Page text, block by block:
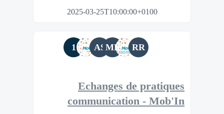
2025-03-25T10:00:00+0100
RR
MB
AS
1
Echanges de pratiques
communication - Mob'In